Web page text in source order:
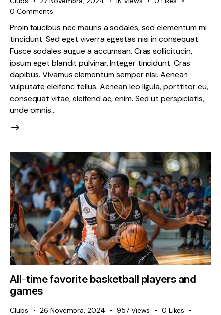
0 Comments
Proin faucibus nec mauris a sodales, sed elementum mi
tincidunt. Sed eget viverra egestas nisi in consequat.
Fusce sodales augue a accumsan. Cras sollicitudin,
ipsum eget blandit pulvinar. Integer tincidunt. Cras
dapibus. Vivamus elementum semper nisi. Aenean
vulputate eleifend tellus. Aenean leo ligula, porttitor eu,
consequat vitae, eleifend ac, enim. Sed ut perspiciatis,
unde omnis…
All-time favorite basketball players and
games
Clubs 26 Novembra, 2024 957 Views 0 Likes